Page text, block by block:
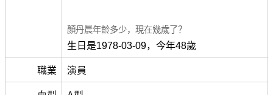
顏丹晨年齡多少，現在幾歲了？
生日是1978-03-09，今年48歲
職業 演員